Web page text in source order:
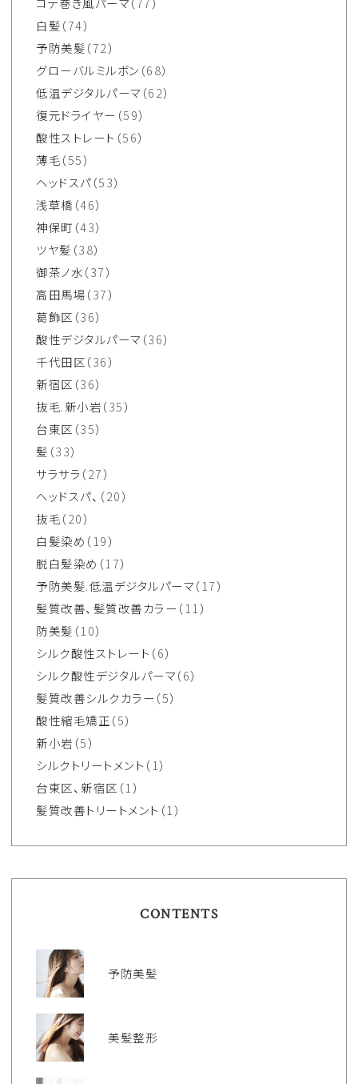
白髪（74）
予防美髪（72）
グローバルミルボン （68）
低温デジタルパーマ （62）
復元ドライヤー （59）
酸性ストレート （56）
薄毛（55）
ヘッドスパ（53）
浅草橋 （46）
神保町 （43）
ツヤ髪 （38）
御茶ノ水（37）
高田馬場（37）
葛飾区 （36）
酸性デジタルパーマ （36）
千代田区（36）
新宿区 （36）
抜毛.新小岩（35）
台東区 （35）
髪 （33）
サラサラ （27）
ヘッドスパ、 （20）
抜毛（20）
白髪染め （19）
脱白髪染め （17）
予防美髪.低温デジタルパーマ（17）
髪質改善、髪質改善カラー （11）
防美髪 （10）
シルク酸性ストレート （6）
シルク酸性デジタルパーマ（6）
髪質改善シルクカラー （5）
酸性縮毛矯正（5）
新小岩 （5）
シルクトリートメント （1）
台東区、新宿区 （1）
髪質改善トリートメント （1）
CONTENTS
予防美髪
美髪整形